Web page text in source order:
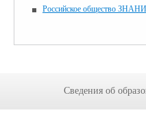
Российское общество
Сведения об